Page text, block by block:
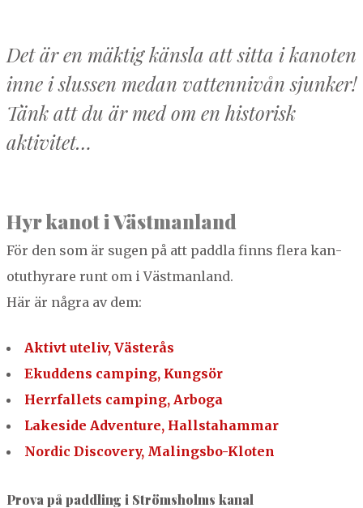
Det är en mäk­tig känsla att sit­ta i kan­oten
inne i slussen medan vat­ten­nivån sjunker!
Tänk att du är med om en his­torisk
aktivitet…
Hyr kan­ot i Västmanland
För den som är sug­en på att padd­la finns flera kan­
otuthyrare runt om i Väst­man­land.
Här är några av dem:
Aktivt ute­liv, Västerås
Ekud­dens camp­ing, Kungsör
Her­rfal­l­ets camp­ing, Arbo­ga
Lake­side Adven­ture, Hall­sta­ham­mar
Nordic Dis­cov­ery, Mal­ings­bo-Kloten
Prova på paddling i Strömsholms kanal